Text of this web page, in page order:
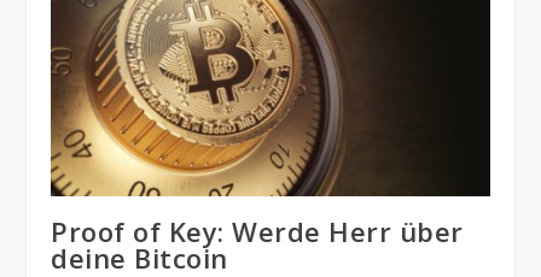
Proof of Key: Werde Herr über
deine Bitcoin